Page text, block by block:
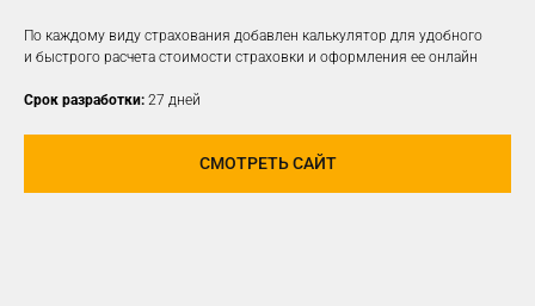
По каждому виду страхования добавлен калькулятор для удобного
и быстрого расчета стоимости страховки и оформления ее онлайн
Срок разработки: 27 дней
СМОТРЕТЬ САЙТ